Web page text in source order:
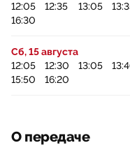
12:05
12:35 13:05
16:30
Сб, 15 августа
12:05
12:30 13:05
15:50
16:20
О передаче